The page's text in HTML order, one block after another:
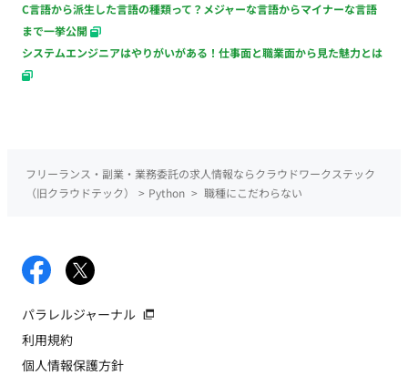
C言語から派生した言語の種類って？メジャーな言語からマイナーな言語
まで一挙公開
システムエンジニアはやりがいがある！仕事面と職業面から見た魅力とは
フリーランス・副業・業務委託の求人情報ならクラウドワークステック
（旧クラウドテック）
> Python > 職種にこだわらない
パラレルジャーナル
利用規約
個人情報保護方針